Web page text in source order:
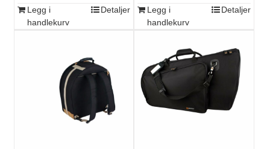
Legg i
handlekurv
Detaljer
Legg i
handlekurv
Detaljer